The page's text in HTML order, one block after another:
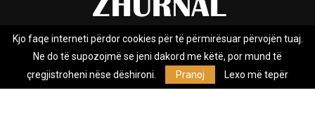
Rreth nesh Impresumi Marketing
Kontakt
Privacy Policy
Zhurnal.mk është Agjenci e Lajmeve e pavarur, e themeluar në vitin
Kjo faqe interneti përdor cookies për të përmirësuar përvojën tuaj.
Ne do të supozojmë se jeni dakord me këtë, por mund të
çregjistroheni nëse dëshironi.
Pranoj Lexo më tepër